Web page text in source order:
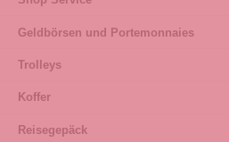
Geldbörsen und Portemonnaies
Trolleys
Koffer
Reisegepäck